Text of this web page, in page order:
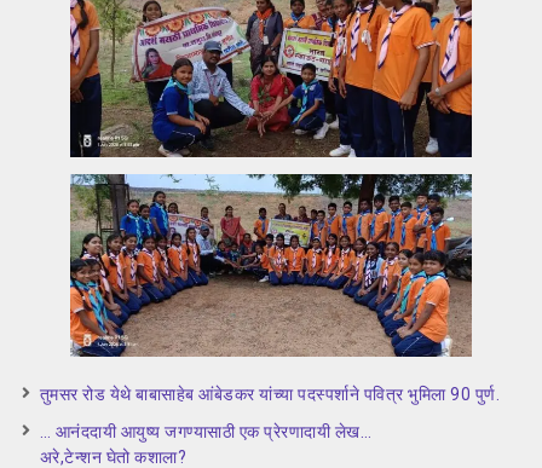
तुमसर रोड येथे बाबासाहेब आंबेडकर यांच्या पदस्पर्शाने पवित्र भुमिला 90 पुर्ण.
… आनंददायी आयुष्य जगण्यासाठी एक प्रेरणादायी लेख…
अरे,टेन्शन घेतो कशाला?